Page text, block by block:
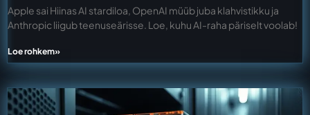
Apple sai Hiinas AI stardiloa, OpenAI müüb juba klahvistikku ja
Anthropic liigub teenuseärisse. Loe, kuhu AI-raha päriselt voolab!
Loe rohkem»